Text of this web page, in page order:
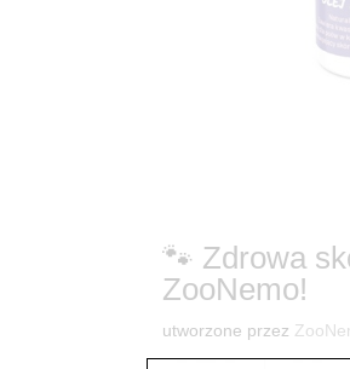
🐾 Zdrowa
ZooNemo!
utworzone przez